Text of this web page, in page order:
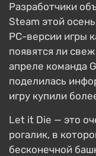
Разработчики
Steam этой
PC-версии игры
появятся ли
апреле команда
поделилась
игру купили
Let it Die — это
рогалик, в
бесконечной